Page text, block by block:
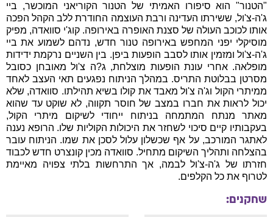
"הטנור" הוא סיפורו האמיתי של הטנור הקוריאני המוכשר, ביי
ג'ה-צ'ול, ששירתו העדינה ורבת העוצמה החודרת ללב הקהל הפכה
אותו לכוכב העולה של סצנת האופרה באירופה. קוג'י סוואדה, מפיק
מוסיקלי יפני המחפש באירופה טנור חדש, נדהם לשמוע את ביי
ג'ה-צ'ול ומזמין אותו לסבב הופעות ביפן. בין השניים נרקמת ידידות
מופלאה. אחרי עונת הופעות מוצלחת, ג?ה צ'ול מאובחן כסובל
מסרטן בבלוטת התריס. במהלך הניתוח נפגעים תאי העצב לאחד
ממיתרי הקול וג'ה צ'ול מאבד את קולו בשיא תהילתו. סוואדה, שלא
יכול לראות את חברו במצב של חוסר תקווה, לא שוקט עד שהוא
מאתר מנתח המתמחה בניתוח ייחודי לשיקום מיתרי הקול,
בעקבותיו קיים סיכוי לשחזר את היכולות הקוליות שלו. הרופא נענה
לאתגר המורכב, על אף שכשלון עלול לסכן את שמו. הניתוח עובר
בהצלחה ותהליך השיקום מתחיל. סוואדה מכין קונצרט חדש לכבוד
חזרתו של ג'ה-צ'ול לבמה, אך התרחשות בלתי צפויה מאיימת
לטרוף את כל הקלפים.
שחקנים: